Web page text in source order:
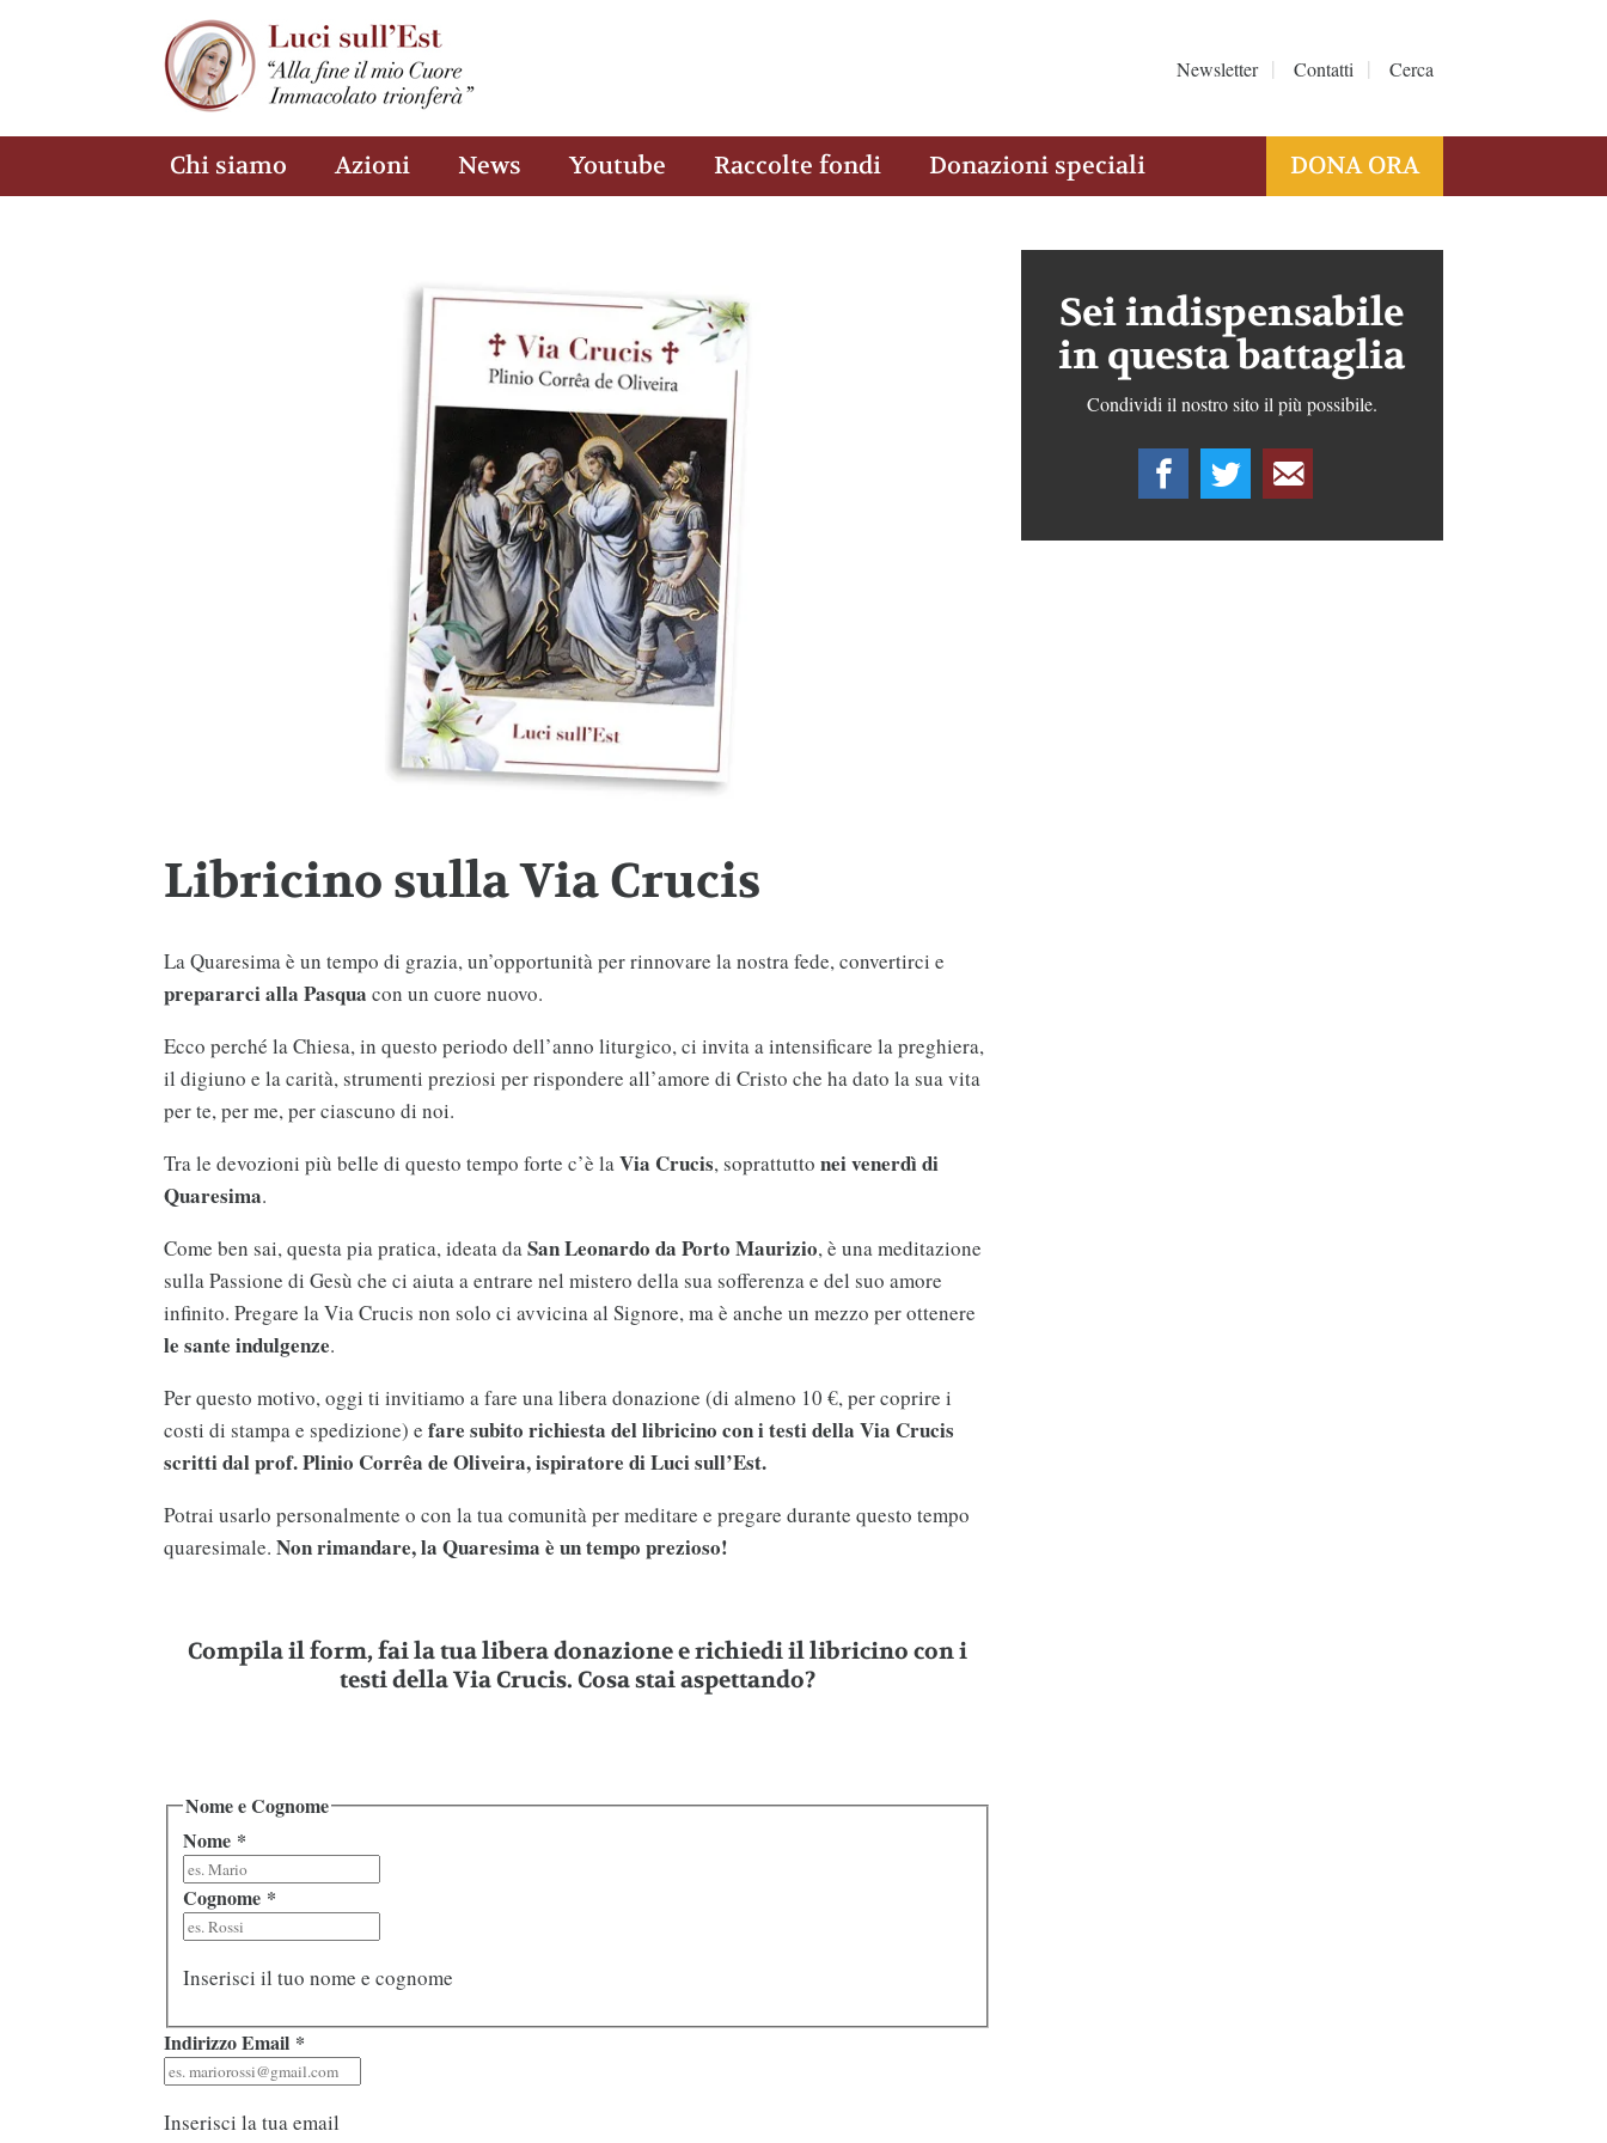
Newsletter Contatti Cerca
Chi siamo Azioni News Youtube Raccolte fondi Donazioni speciali DONA ORA
Libricino sulla Via Crucis
La Quaresima è un tempo di grazia, un’opportunità per rinnovare la nostra fede, convertirci e
prepararci alla Pasqua con un cuore nuovo.
Ecco perché la Chiesa, in questo periodo dell’anno liturgico, ci invita a intensificare la preghiera,
il digiuno e la carità, strumenti preziosi per rispondere all’amore di Cristo che ha dato la sua vita
per te, per me, per ciascuno di noi.
Tra le devozioni più belle di questo tempo forte c’è laVia Crucis, soprattutto nei venerdì di
Quaresima.
Come ben sai, questa pia pratica, ideata daSan Leonardo da Porto Maurizio, è una meditazione
sulla Passione di Gesù che ci aiuta a entrare nel mistero della sua sofferenza e del suo amore
infinito. Pregare la Via Crucis non solo ci avvicina al Signore, ma è anche un mezzo per ottenere
le sante indulgenze.
Per questo motivo, oggi ti invitiamo a fare una libera donazione (di almeno 10 €, per coprire i
costi di stampa e spedizione) e fare subito richiesta del libricino con i testi della Via Crucis
scritti dal prof. Plinio Corrêa de Oliveira, ispiratore di Luci sull’Est.
Potrai usarlo personalmente o con la tua comunità per meditare e pregare durante questo tempo
quaresimale. Non rimandare, la Quaresima è un tempo prezioso!
Compila il form, fai la tua libera donazione e richiedi illibricino con i
testi della Via Crucis. Cosa stai aspettando?
Nome e Cognome
Nome *
Cognome *
Inserisci il tuo nome e cognome
Indirizzo Email *
Inserisci la tua email
Sei indispensabile
in questa battaglia
Condividi il nostro sito il più possibile.